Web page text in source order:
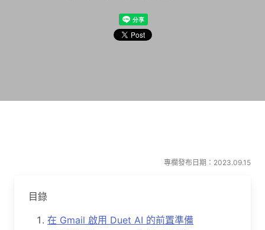
專欄發布日期：2023.09.15
目錄
在 Gmail 啟用 Duet AI 的前置準備